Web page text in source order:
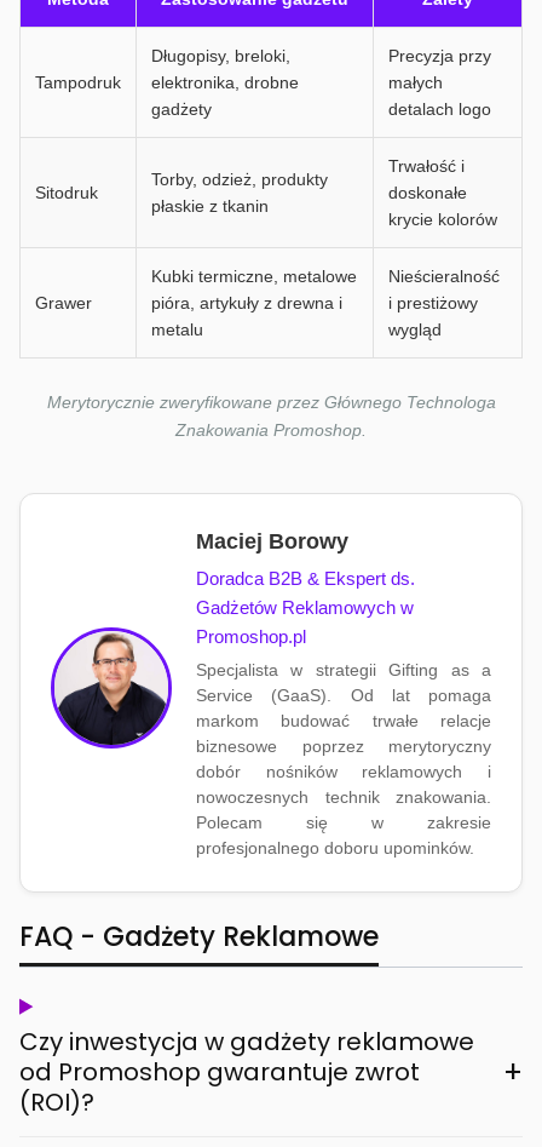
Tampodruk
Długopisy, breloki,
elektronika, drobne
gadżety
Precyzja przy
małych
detalach logo
Sitodruk
Torby, odzież, produkty
płaskie z tkanin
Trwałość i
doskonałe
krycie kolorów
Grawer
Kubki termiczne, metalowe
pióra, artykuły z drewna i
metalu
Nieścieralność
i prestiżowy
wygląd
Merytorycznie zweryfikowane przez Głównego Technologa
Znakowania Promoshop.
Maciej Borowy
Doradca B2B & Ekspert ds.
Gadżetów Reklamowych w
Promoshop.pl
Specjalista w strategii Gifting as a
Service (GaaS). Od lat pomaga
markom budować trwałe relacje
biznesowe poprzez merytoryczny
dobór nośników reklamowych i
nowoczesnych technik znakowania.
Polecam się w zakresie
profesjonalnego doboru upominków.
FAQ - Gadżety Reklamowe
Czy inwestycja w gadżety reklamowe
od Promoshop gwarantuje zwrot
(ROI)?
+